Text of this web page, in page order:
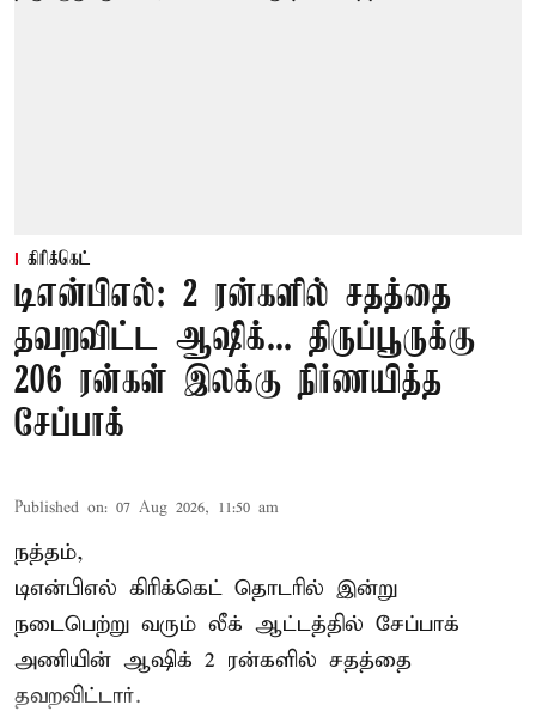
கிரிக்கெட்
டிஎன்பிஎல்: 2 ரன்களில் சதத்தை
தவறவிட்ட ஆஷிக்... திருப்பூருக்கு
206 ரன்கள் இலக்கு நிர்ணயித்த
சேப்பாக்
Published on: 07 Aug 2026, 11:50 am
நத்தம்,
டிஎன்பிஎல் கிரிக்கெட் தொடரில் இன்று
நடைபெற்று வரும் லீக் ஆட்டத்தில் சேப்பாக்
அணியின் ஆஷிக் 2 ரன்களில் சதத்தை
தவறவிட்டார்.